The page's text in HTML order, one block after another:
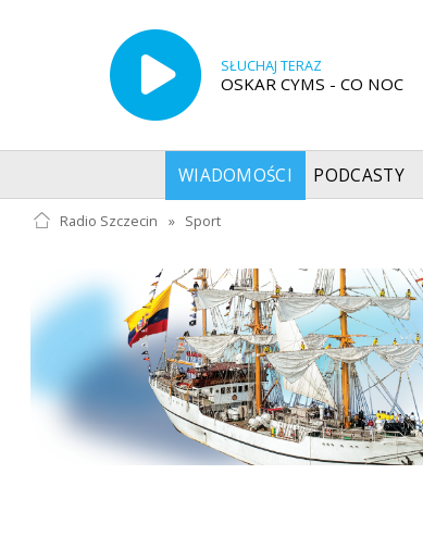
SŁUCHAJ TERAZ
OSKAR CYMS - CO NOC
WIADOMOŚCI PODCASTY
Radio Szczecin » Sport